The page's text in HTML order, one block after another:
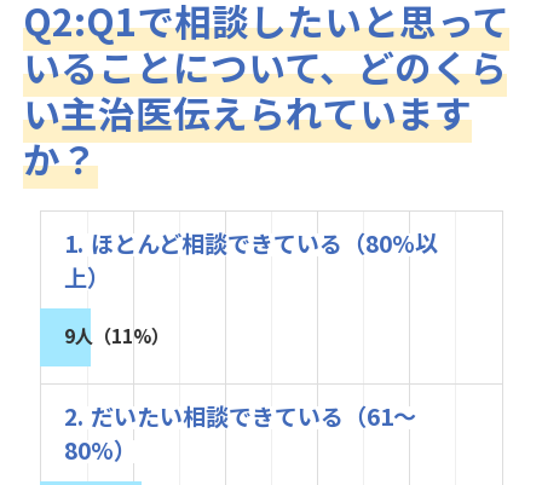
Q2:Q1で相談したいと思って
いることについて、どのくら
い主治医伝えられています
か？
1. ほとんど相談できている（80%以
上）
9人（11%）
2. だいたい相談できている（61～
80%）